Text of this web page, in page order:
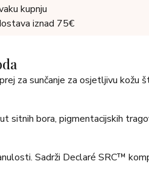
kupnju
iznad 75€
za sunčanje za osjetljivu kožu
sitnih bora, pigmentacijskih
Sadrži Declaré SRC™